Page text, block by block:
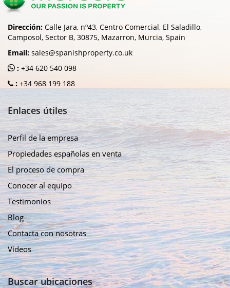
Dirección: Calle Jara, nº43, Centro Comercial, El Saladillo,
Camposol, Sector B, 30875, Mazarron, Murcia, Spain
Email: sales@spanishproperty.co.uk
: +34 620 540 098
: +34 968 199 188
Enlaces útiles
Perfil de la empresa
Propiedades españolas en venta
El proceso de compra
Conocer al equipo
Testimonios
Blog
Contacta con nosotras
Vídeos
Buscar ubicaciones